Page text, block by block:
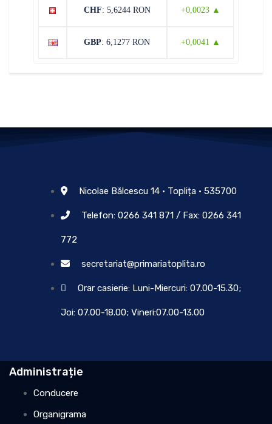
CHF: 5,6244 RON +0,0023 ▲
GBP: 6,1277 RON +0,0041 ▲
Nicolae Bălcescu 14 • Toplița • 535700
Telefon: 0266 341 871 / Fax: 0266 341
772
secretariat@primariatoplita.ro
Orar casierie: Luni-Miercuri: 07.00-15.30;
Joi: 07.00-18.00; Vineri:07.00-13.00
Administrație
Conducere
Organigrama